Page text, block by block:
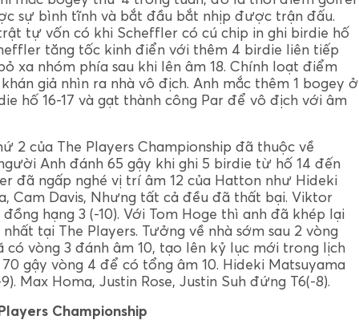
sự bình tĩnh và bắt đầu bắt nhịp được trận đấu.
tự vốn có khi Scheffler có cú chip in ghi birdie hố
tăng tốc kinh điển với thêm 4 birdie liên tiếp
xa nhóm phía sau khi lên âm 18. Chính loạt điểm
giả nhìn ra nhà vô địch. Anh mắc thêm 1 bogey ở
hố 16-17 và gạt thành công Par để vô địch với âm
2 của The Players Championship đã thuộc về
Anh đánh 65 gậy khi ghi 5 birdie từ hố 14 đến
đã ngấp nghé vị trí âm 12 của Hatton như Hideki
Cam Davis, Nhưng tất cả đều đã thất bại. Viktor
hạng 3 (-10). Với Tom Hoge thì anh đã khép lại
tại The Players. Tưởng về nhà sớm sau 2 vòng
có vòng 3 đánh âm 10, tạo lên kỷ lục mới trong lịch
gậy vòng 4 để có tổng âm 10. Hideki Matsuyama
Max Homa, Justin Rose, Justin Suh đứng T6(-8).
Championship